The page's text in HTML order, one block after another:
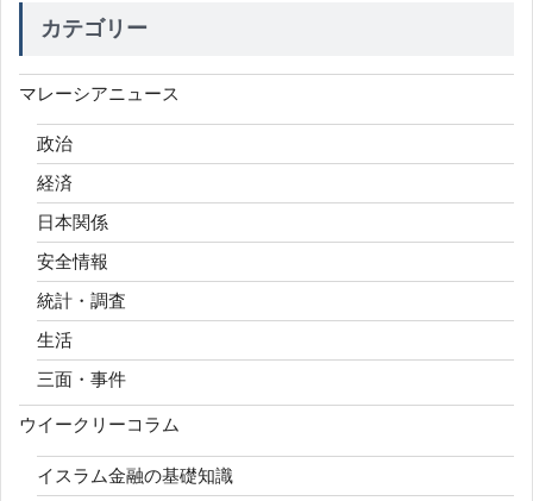
カテゴリー
マレーシアニュース
政治
経済
日本関係
安全情報
統計・調査
生活
三面・事件
ウイークリーコラム
イスラム金融の基礎知識